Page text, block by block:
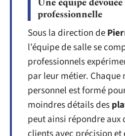
professionnelle
Sous la direction de
l’équipe de salle se
professionnels
par leur métier. Chaque
personnel est formé
moindres détails des
peut ainsi répondre aux